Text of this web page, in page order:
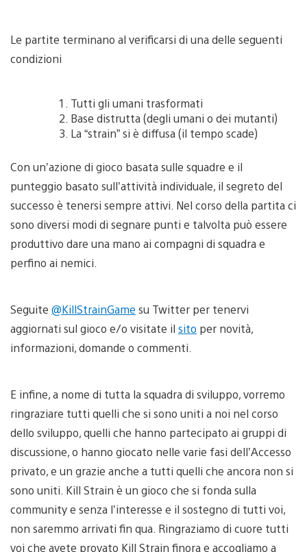
Le partite terminano al verificarsi di una delle seguenti
condizioni
Tutti gli umani trasformati
Base distrutta (degli umani o dei mutanti)
La “strain” si è diffusa (il tempo scade)
Con un’azione di gioco basata sulle squadre e il
punteggio basato sull’attività individuale, il segreto del
successo è tenersi sempre attivi. Nel corso della partita ci
sono diversi modi di segnare punti e talvolta può essere
produttivo dare una mano ai compagni di squadra e
perfino ai nemici.
Seguite @KillStrainGame su Twitter per tenervi
aggiornati sul gioco e/o visitate il sito per novità,
informazioni, domande o commenti.
E infine, a nome di tutta la squadra di sviluppo, vorremo
ringraziare tutti quelli che si sono uniti a noi nel corso
dello sviluppo, quelli che hanno partecipato ai gruppi di
discussione, o hanno giocato nelle varie fasi dell’Accesso
privato, e un grazie anche a tutti quelli che ancora non si
sono uniti. Kill Strain è un gioco che si fonda sulla
community e senza l’interesse e il sostegno di tutti voi,
non saremmo arrivati fin qua. Ringraziamo di cuore tutti
voi che avete provato Kill Strain finora e accogliamo a